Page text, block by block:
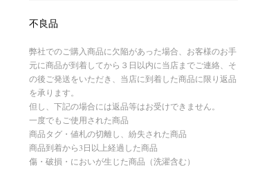
不良品
弊社でのご購入商品に欠陥があった場合、お客様のお手
元に商品が到着してから３日以内に当店までご連絡、そ
の後ご発送をいただき、当店に到着した商品に限り返品
を承ります。
但し、下記の場合には返品等はお受けできません。
一度でもご使用された商品
商品タグ・値札の切離し、紛失された商品
商品到着から3日以上経過した商品
傷・破損・においが生じた商品（洗濯含む）